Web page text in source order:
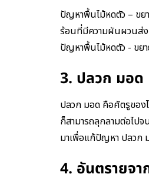
ปัญหาพื้นไม้หดตัว – ขย
ร้อนที่มีความผันผวนส่ง
ปัญหาพื้นไม้หดตัว - ขย
3. ปลวก มอด
ปลวก มอด คือศัตรูของ
ก็สามารถลุกลามต่อไป
มาเพื่อแก้ปัญหา ปลวก
4. อันตรายจ